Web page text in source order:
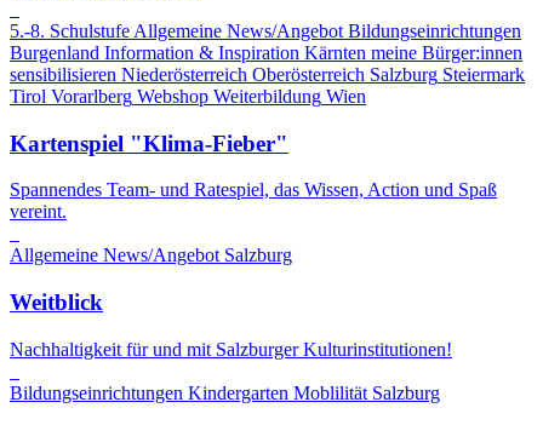
5.-8. Schulstufe Allgemeine News/Angebot Bildungseinrichtungen
Burgenland Information & Inspiration Kärnten meine Bürger:innen
sensibilisieren Niederösterreich Oberösterreich Salzburg Steiermark
Tirol Vorarlberg Webshop Weiterbildung Wien
Kartenspiel "Klima-Fieber"
Spannendes Team- und Ratespiel, das Wissen, Action und Spaß
vereint.
Allgemeine News/Angebot Salzburg
Weitblick
Nachhaltigkeit für und mit Salzburger Kulturinstitutionen!
Bildungseinrichtungen Kindergarten Moblilität Salzburg